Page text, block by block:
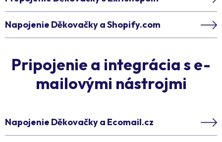
Napojenie Děkovačky a Shopify.com
Pripojenie a integrácia s e-
mailovými nástrojmi
Napojenie Děkovačky a Ecomail.cz